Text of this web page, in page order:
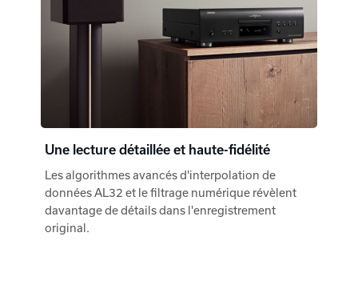
Une lecture détaillée et haute-fidélité
Les algorithmes avancés d'interpolation de
données AL32 et le filtrage numérique révèlent
davantage de détails dans l'enregistrement
original.